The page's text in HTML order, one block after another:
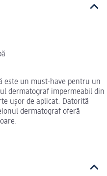
este un must-have pentru un
dermatograf impermeabil din
ușor de aplicat. Datorită
dermatograf oferă